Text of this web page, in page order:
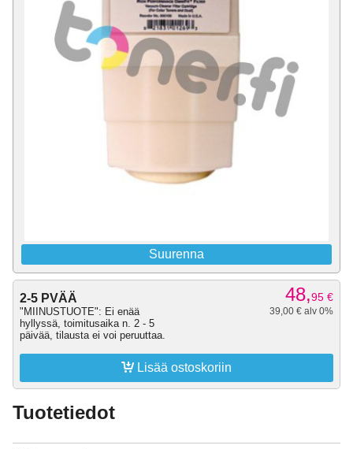
Suurenna
2-5 PVÄÄ
"MIINUSTUOTE": Ei enää
hyllyssä, toimitusaika n. 2 - 5
päivää, tilausta ei voi peruuttaa.
48,95 €
39,00 € alv 0%
 Lisää ostoskoriin
Tuotetiedot